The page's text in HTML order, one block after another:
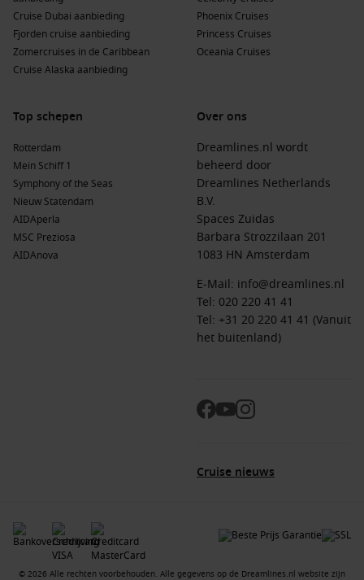
Cruise Dubai aanbieding
Fjorden cruise aanbieding
Zomercruises in de Caribbean
Cruise Alaska aanbieding
Phoenix Cruises
Princess Cruises
Oceania Cruises
Top schepen
Rotterdam
Mein Schiff 1
Symphony of the Seas
Nieuw Statendam
AIDAperla
MSC Preziosa
AIDAnova
Over ons
Dreamlines.nl wordt
beheerd door
Dreamlines Netherlands
B.V.
Spaces Zuidas
Barbara Strozzilaan 201
1083 HN Amsterdam
E-Mail: info@dreamlines.nl
Tel: 020 220 41 41
Tel: +31 20 220 41 41 (Vanuit
het buitenland)
Cruise nieuws
© 2026 Alle rechten voorbehouden. Alle gegevens op de Dreamlines.nl website zijn